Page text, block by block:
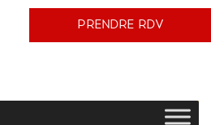
PRENDRE RDV